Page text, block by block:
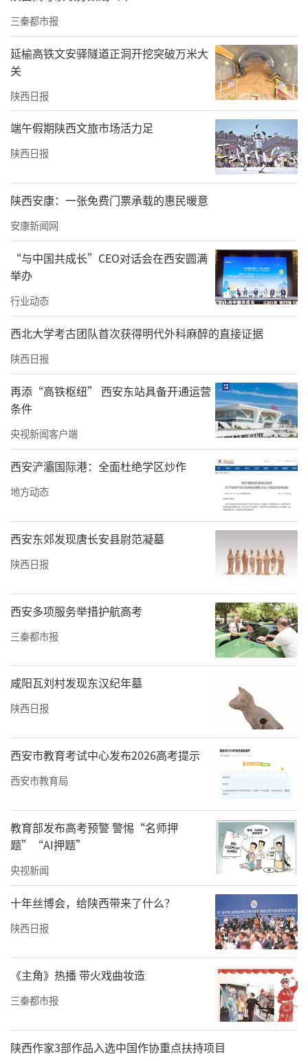
高、含智量更高”。
在经开区，同样在这一领域发光发热的，还有
西安阿尔斯通。自2006年成立以来，西安阿尔
斯通便不断引进国际先进的牵引电机生产工
今，西安地铁三号线和五号线的牵引系统均出
自阿尔斯通之手。随着第30000台牵引电机的成
功下线，西安阿尔斯通在全球轨道交通领域的
销售额持续稳定增长，成为“经开智造”在轨
道交通产业方面取得新进展、新突破的代表。
西门子信号系统应用于西安地铁△
除了电机制造，在轨道交通信号系统领域，西
门子信号有限公司同样占据着举足轻重的地
位。从参与中国6次铁路大提速项目，到为40余
条地铁线路提供先进的信号系统，西门子信号
有限公司以其卓越的技术和服务，为中国轨道
交通的安全、高效运行带来了不可忽视的重要
支撑作用。同时，西门子信号还为包括1号线、
3号线在内的西安多条地铁线路提供了信号系
统，为轨道交通的安全、高效运行提供了有力
保障。
三秦都市报
延榆高铁文安驿隧道正洞开挖突破万米大
关
陕西日报
端午假期陕西文旅市场活力足
陕西日报
陕西安康：一张免费门票承载的惠民暖意
安康新闻网
“与中国共成长”CEO对话会在西安圆满
举办
行业动态
西北大学考古团队首次获得明代外科麻醉的直接证据
陕西日报
再添“高铁枢纽” 西安东站具备开通运营
条件
央视新闻客户端
西安浐灞国际港：全面杜绝学区炒作
地方动态
西安东郊发现唐长安县尉范凝墓
陕西日报
西安多项服务举措护航高考
三秦都市报
咸阳瓦刘村发现东汉纪年墓
陕西日报
西安市教育考试中心发布2026高考提示
西安市教育局
教育部发布高考预警 警惕“名师押
题”“AI押题”
央视新闻
十年丝博会，给陕西带来了什么？
陕西日报
《主角》热播 带火戏曲妆造
三秦都市报
陕西作家3部作品入选中国作协重点扶持项目